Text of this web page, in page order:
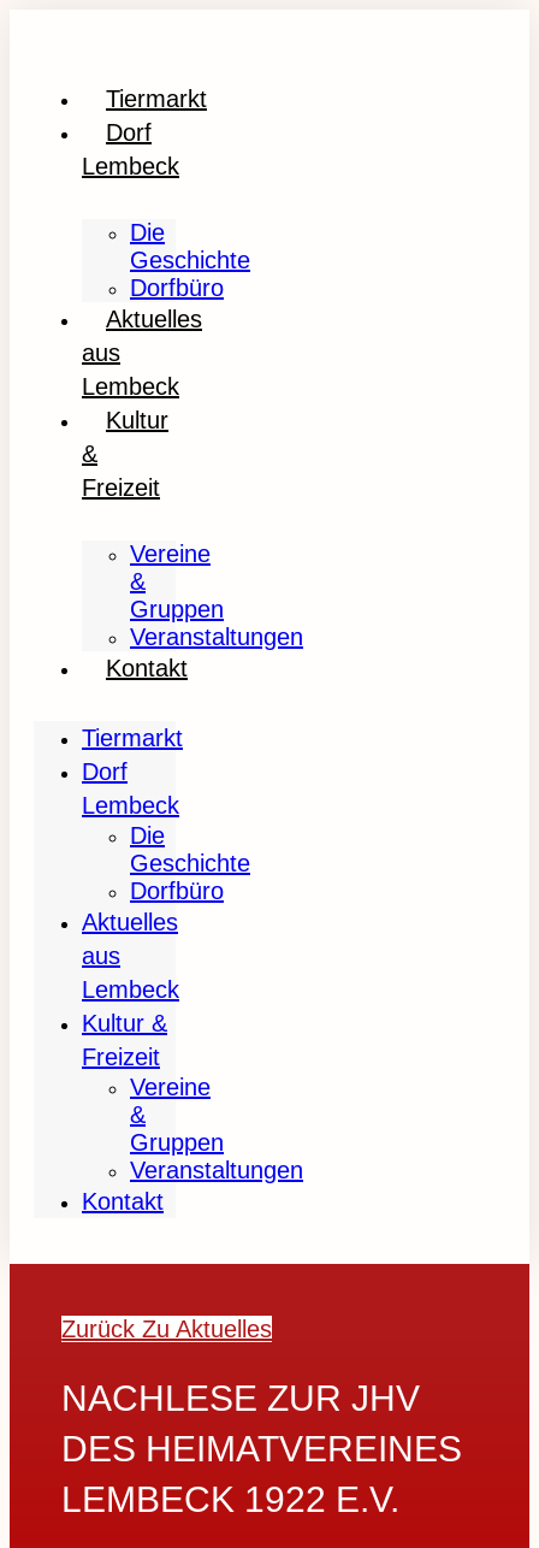
Tiermarkt
Dorf
Lembeck
Die
Geschichte
Dorfbüro
Aktuelles
aus
Lembeck
Kultur
&
Freizeit
Vereine
&
Gruppen
Veranstaltungen
Kontakt
Tiermarkt
Dorf
Lembeck
Die
Geschichte
Dorfbüro
Aktuelles
aus
Lembeck
Kultur &
Freizeit
Vereine
&
Gruppen
Veranstaltungen
Kontakt
Zurück Zu Aktuelles
NACHLESE ZUR JHV
DES HEIMATVEREINES
LEMBECK 1922 E.V.